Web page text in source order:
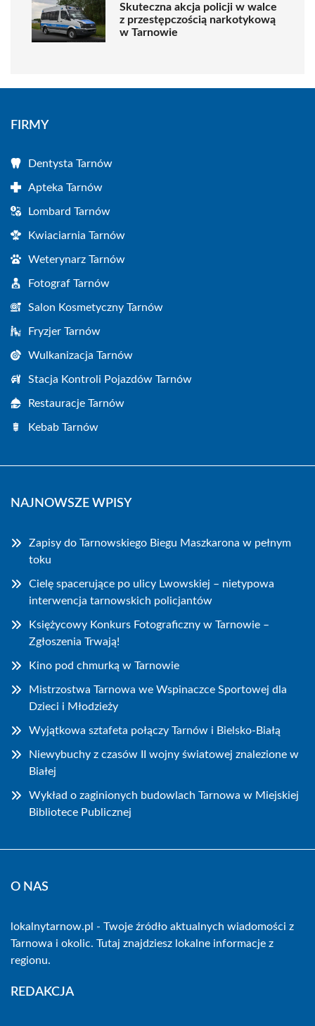
Skuteczna akcja policji w walce
z przestępczością narkotykową
w Tarnowie
FIRMY
Dentysta Tarnów
Apteka Tarnów
Lombard Tarnów
Kwiaciarnia Tarnów
Weterynarz Tarnów
Fotograf Tarnów
Salon Kosmetyczny Tarnów
Fryzjer Tarnów
Wulkanizacja Tarnów
Stacja Kontroli Pojazdów Tarnów
Restauracje Tarnów
Kebab Tarnów
NAJNOWSZE WPISY
Zapisy do Tarnowskiego Biegu Maszkarona w pełnym
toku
Cielę spacerujące po ulicy Lwowskiej – nietypowa
interwencja tarnowskich policjantów
Księżycowy Konkurs Fotograficzny w Tarnowie –
Zgłoszenia Trwają!
Kino pod chmurką w Tarnowie
Mistrzostwa Tarnowa we Wspinaczce Sportowej dla
Dzieci i Młodzieży
Wyjątkowa sztafeta połączy Tarnów i Bielsko-Białą
Niewybuchy z czasów II wojny światowej znalezione w
Białej
Wykład o zaginionych budowlach Tarnowa w Miejskiej
Bibliotece Publicznej
O NAS
lokalnytarnow.pl - Twoje źródło aktualnych wiadomości z
Tarnowa i okolic. Tutaj znajdziesz lokalne informacje z
regionu.
REDAKCJA